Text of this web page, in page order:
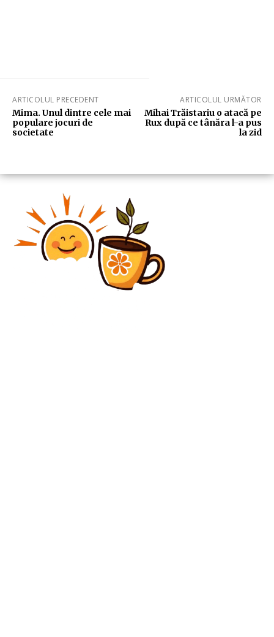
ARTICOLUL PRECEDENT
Mima. Unul dintre cele mai
populare jocuri de
societate
ARTICOLUL URMĂTOR
Mihai Trăistariu o atacă pe
Rux după ce tânăra l-a pus
la zid